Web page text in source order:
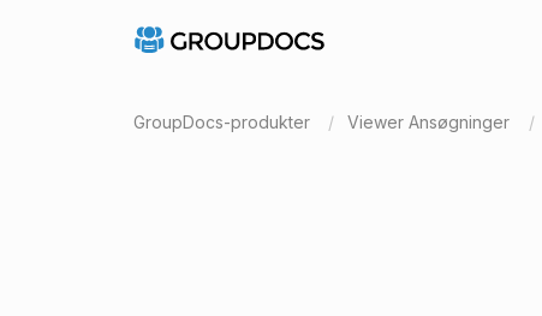
GroupDocs-produkter Viewer Ansøgninger